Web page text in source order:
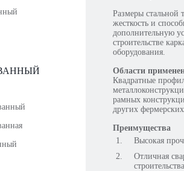
Размеры стальной
жесткость и
дополнительную
строительстве
оборудования.
Области
Квадратные
рамных
других
Преимущества
Высокая
Отличная